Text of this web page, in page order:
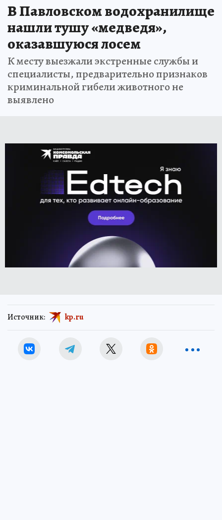
В Павловском водохранилище
нашли тушу «медведя»,
оказавшуюся лосем
К месту выезжали экстренные службы и
специалисты, предварительно признаков
криминальной гибели животного не
выявлено
Источник: kp.ru